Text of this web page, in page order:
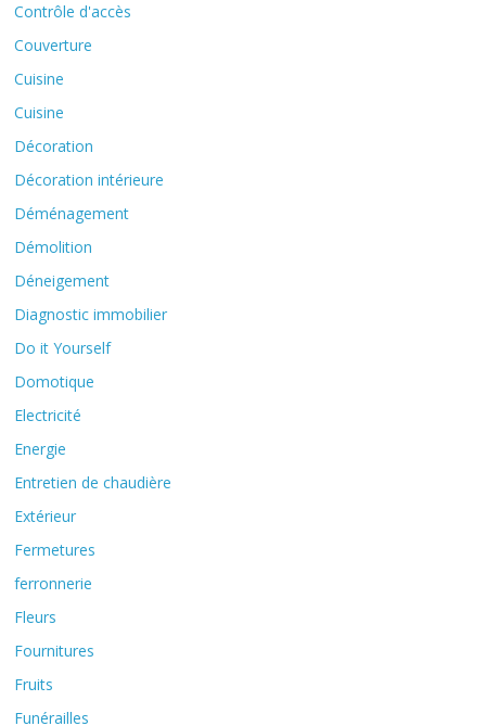
Contrôle d'accès
Couverture
Cuisine
Cuisine
Décoration
Décoration intérieure
Déménagement
Démolition
Déneigement
Diagnostic immobilier
Do it Yourself
Domotique
Electricité
Energie
Entretien de chaudière
Extérieur
Fermetures
ferronnerie
Fleurs
Fournitures
Fruits
Funérailles